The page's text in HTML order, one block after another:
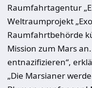
Raumfahrtagentur
Weltraumprojekt
Raumfahrtbehörde
Mission zum Mars
entnazifizieren“,
„Die Marsianer